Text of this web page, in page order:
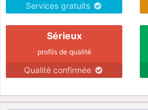
Services gratuits
Sérieux
profils de qualité
Qualité confirmée